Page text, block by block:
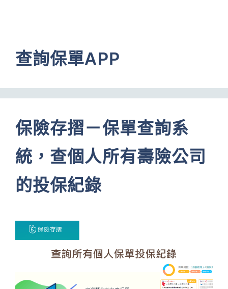
查詢保單APP
保險存摺－保單查詢系
統，查個人所有壽險公司
的投保紀錄